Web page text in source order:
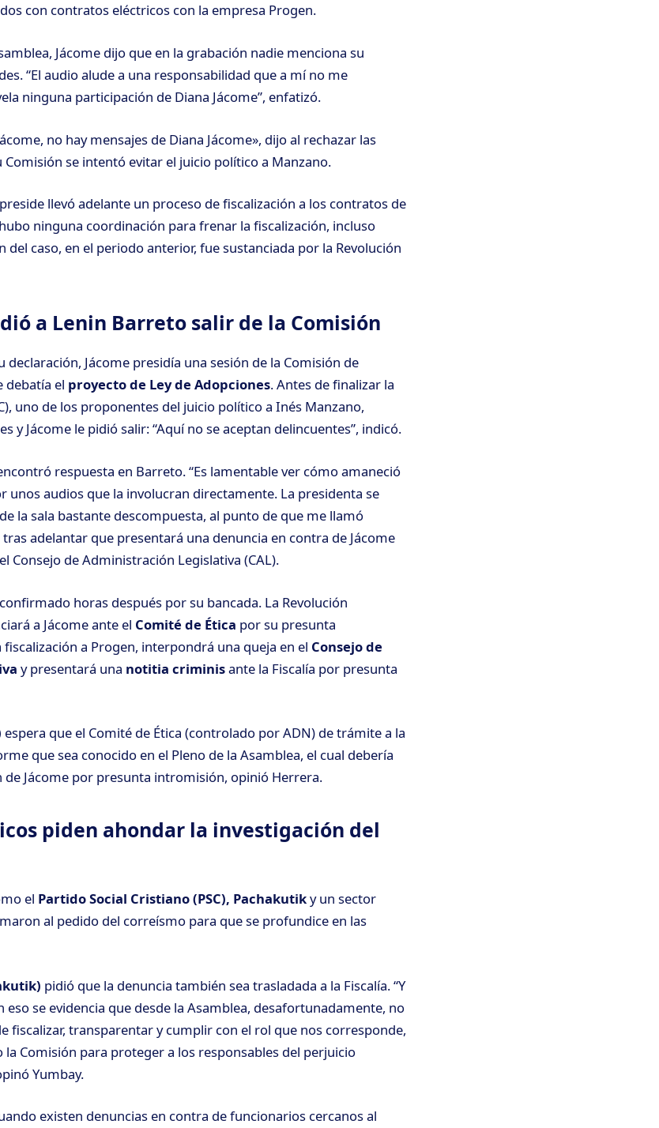
con contratos eléctricos con la empresa Progen.
Jácome dijo que en la grabación nadie menciona su
“El audio alude a una responsabilidad que a mí no me
ninguna participación de Diana Jácome”, enfatizó.
no hay mensajes de Diana Jácome», dijo al rechazar las
se intentó evitar el juicio político a Manzano.
llevó adelante un proceso de fiscalización a los contratos de
ninguna coordinación para frenar la fiscalización, incluso
caso, en el periodo anterior, fue sustanciada por la Revolución
a Lenin Barreto salir de la Comisión
declaración, Jácome presidía una sesión de la Comisión de
debatía el proyecto de Ley de Adopciones. Antes de finalizar la
uno de los proponentes del juicio político a Inés Manzano,
y Jácome le pidió salir: “Aquí no se aceptan delincuentes”, indicó.
respuesta en Barreto. “Es lamentable ver cómo amaneció
unos audios que la involucran directamente. La presidenta se
la sala bastante descompuesta, al punto de que me llamó
adelantar que presentará una denuncia en contra de Jácome
Consejo de Administración Legislativa (CAL).
horas después por su bancada. La Revolución
a Jácome ante el Comité de Ética por su presunta
a Progen, interpondrá una queja en el Consejo de
y presentará una notitia criminisante la Fiscalía por presunta
espera que el Comité de Ética (controlado por ADN) de trámite a la
que sea conocido en el Pleno de la Asamblea, el cual debería
Jácome por presunta intromisión, opinió Herrera.
piden ahondar la investigación del
el Partido Social Cristiano (PSC), Pachakutiky un sector
al pedido del correísmo para que se profundice en las
pidió que la denuncia también sea trasladada a la Fiscalía. “Y
eso se evidencia que desde la Asamblea, desafortunadamente, no
fiscalizar, transparentar y cumplir con el rol que nos corresponde,
la Comisión para proteger a los responsables del perjuicio
Yumbay.
existen denuncias en contra de funcionarios cercanos al